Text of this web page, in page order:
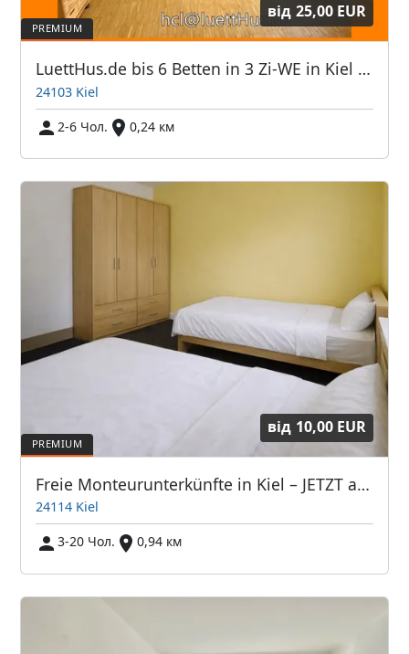
від 25,00 EUR
LuettHus.de bis 6 Betten in 3 Zi-WE in Kiel Zentrum
24103 Kiel
2-6 Чол.
0,24 км
від 10,00 EUR
Freie Monteurunterkünfte in Kiel – JETZT anrufen! Wir sprechen auch Polnisch
24114 Kiel
3-20 Чол.
0,94 км